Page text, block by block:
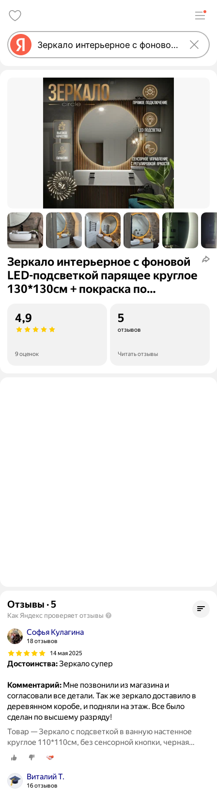
Зеркало интерьерное c фоновой
LED-подсветкой парящее круглое
130*130см + покраска по
4,9
9 оценок
5
отзывов
Читать отзывы
Отзывы ·5
Как Яндекс проверяет отзывы
Софья Кулагина
18 отзывов
14 мая 2025
Достоинства:Зеркало супер
Комментарий: Мне позвонили из магазина и
согласовали все детали. Так же зеркало доставило в
деревянном коробе, и подняли на этаж. Все было
сделан по высшему разряду!
Товар — Зеркало с подсветкой в ванную настенное
круглое 110*110см, без сенсорной кнопки, черная
окантовка по периметру
Виталий Т.
16 отзывов